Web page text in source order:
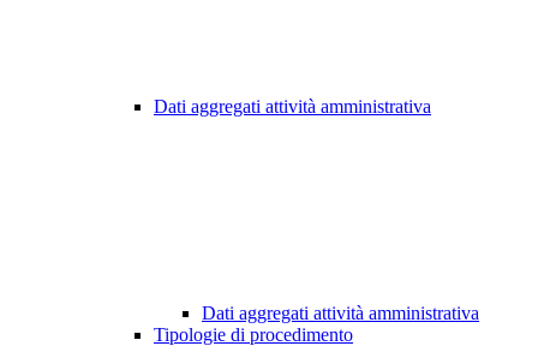
Dati aggregati attività amministrativa
Dati aggregati attività amministrativa
Tipologie di procedimento